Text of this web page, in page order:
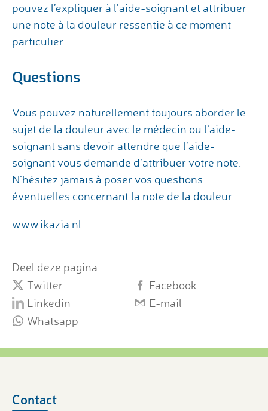
pouvez l’expliquer à l’aide-soignant et attribuer
une note à la douleur ressentie à ce moment
particulier.
Questions
Vous pouvez naturellement toujours aborder le
sujet de la douleur avec le médecin ou l’aide-
soignant sans devoir attendre que l’aide-
soignant vous demande d’attribuer votre note.
N’hésitez jamais à poser vos questions
éventuelles concernant la note de la douleur.
www.ikazia.nl
Deel deze pagina:
Twitter
Facebook
Linkedin
E-mail
Whatsapp
Contact